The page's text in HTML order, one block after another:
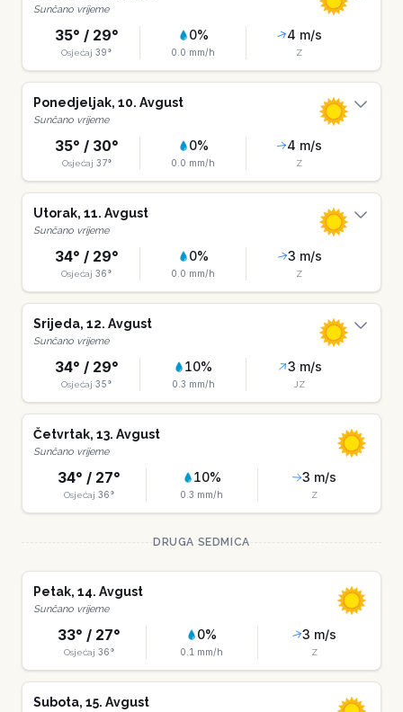
Sunčano vrijeme
35° / 29°
Osjećaj 39°
0%
0.0 mm/h
4 m/s
Z
Ponedjeljak, 10. Avgust
Sunčano vrijeme
35° / 30°
Osjećaj 37°
0%
0.0 mm/h
4 m/s
Z
Utorak, 11. Avgust
Sunčano vrijeme
34° / 29°
Osjećaj 36°
0%
0.0 mm/h
3 m/s
Z
Srijeda, 12. Avgust
Sunčano vrijeme
34° / 29°
Osjećaj 35°
10%
0.3 mm/h
3 m/s
JZ
Četvrtak, 13. Avgust
Sunčano vrijeme
34° / 27°
Osjećaj 36°
10%
0.3 mm/h
3 m/s
Z
DRUGA SEDMICA
Petak, 14. Avgust
Sunčano vrijeme
33° / 27°
Osjećaj 36°
0%
0.1 mm/h
3 m/s
Z
Subota, 15. Avgust